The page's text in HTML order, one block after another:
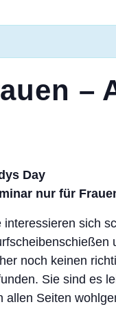
–
Day
nur für
interessieren sich
noch keinen
Sie sind es
allen Seiten